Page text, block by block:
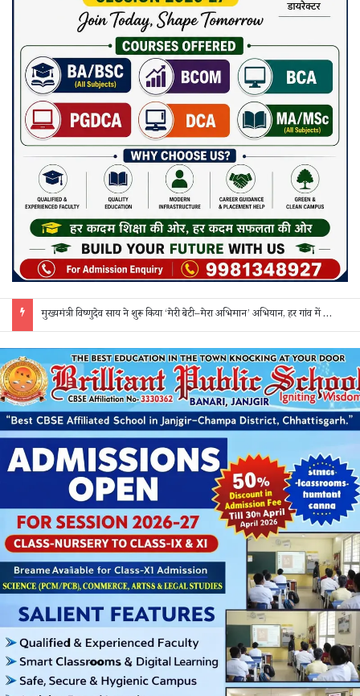
सक्ती: ₹90 लाख की ठगी का खुलासा, एक महिला समेत 3 आरोपी गिरफ्तार